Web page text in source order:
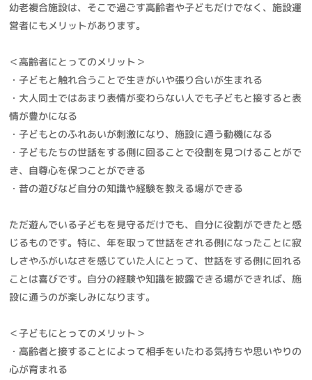
幼老複合施設は、そこで過ごす高齢者や子どもだけでなく、施設運
営者にもメリットがあります。
＜高齢者にとってのメリット＞
・子どもと触れ合うことで生きがいや張り合いが生まれる
・大人同士ではあまり表情が変わらない人でも子どもと接すると表
情が豊かになる
・子どもとのふれあいが刺激になり、施設に通う動機になる
・子どもたちの世話をする側に回ることで役割を見つけることがで
き、自尊心を保つことができる
・昔の遊びなど自分の知識や経験を教える場ができる
ただ遊んでいる子どもを見守るだけでも、自分に役割ができたと感
じるものです。特に、年を取って世話をされる側になったことに寂
しさやふがいなさを感じていた人にとって、世話をする側に回れる
ことは喜びです。自分の経験や知識を披露できる場ができれば、施
設に通うのが楽しみになります。
＜子どもにとってのメリット＞
・高齢者と接することによって相手をいたわる気持ちや思いやりの
心が育まれる